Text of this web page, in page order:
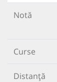
Notă
Curse
Distanță